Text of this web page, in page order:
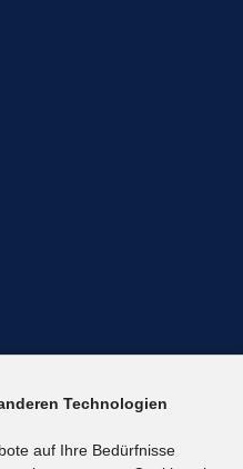
Technologien
auf Ihre Bedürfnisse